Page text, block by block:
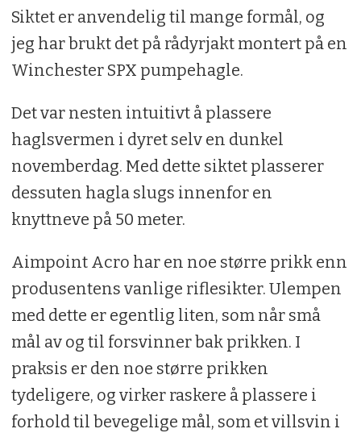
Siktet er anvendelig til mange formål, og
jeg har brukt det på rådyrjakt montert på en
Winchester SPX pumpehagle.
Det var nesten intuitivt å plassere
haglsvermen i dyret selv en dunkel
novemberdag. Med dette siktet plasserer
dessuten hagla slugs innenfor en
knyttneve på 50 meter.
Aimpoint Acro har en noe større prikk enn
produsentens vanlige riflesikter. Ulempen
med dette er egentlig liten, som når små
mål av og til forsvinner bak prikken. I
praksis er den noe større prikken
tydeligere, og virker raskere å plassere i
forhold til bevegelige mål, som et villsvin i